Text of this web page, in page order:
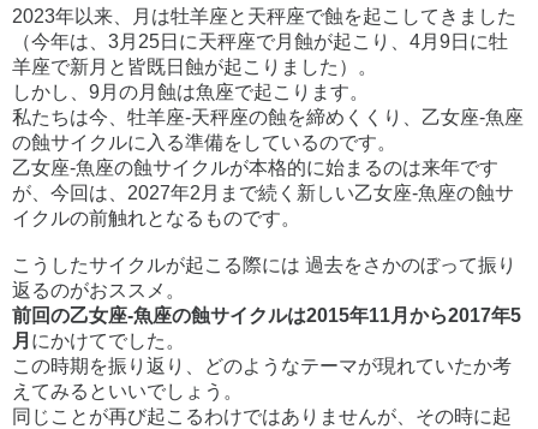
2023年以来、月は牡羊座と天秤座で蝕を起こしてきました
（今年は、3月25日に天秤座で月蝕が起こり、4月9日に牡
羊座で新月と皆既日蝕が起こりました）。
しかし、9月の月蝕は魚座で起こります。
私たちは今、牡羊座-天秤座の蝕を締めくくり、乙女座-魚座
の蝕サイクルに入る準備をしているのです。
乙女座-魚座の蝕サイクルが本格的に始まるのは来年です
が、今回は、2027年2月まで続く新しい乙女座-魚座の蝕サ
イクルの前触れとなるものです。
こうしたサイクルが起こる際には 過去をさかのぼって振り
返るのがおススメ。
前回の乙女座-魚座の蝕サイクルは2015年11月から2017年5
月 にかけてでした。
この時期を振り返り、どのようなテーマが現れていたか考
えてみるといいでしょう。
同じことが再び起こるわけではありませんが、その時に起